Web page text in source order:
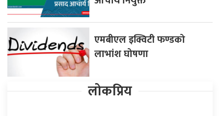
एमबीएल इक्विटी फण्डको
लाभांश घोषणा
लोकप्रिय